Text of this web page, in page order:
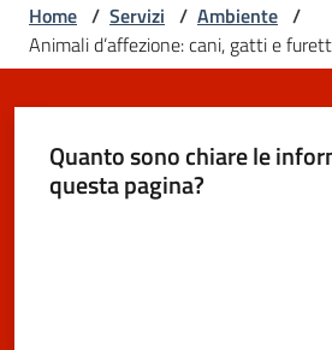
Amministrazione
Servizi
Home / Servizi / Ambiente /
Animali d’affezione: cani, gatti e
Quanto sono chiare le
questa pagina?